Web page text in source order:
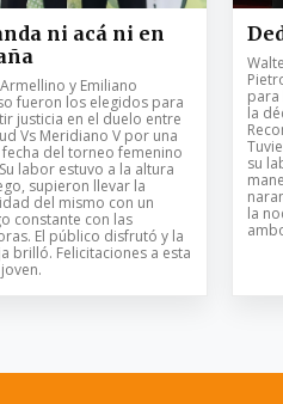
ni acá ni en
y Emiliano
fueron los elegidos para
justicia en el duelo entre
Vs Meridiano V por una
fecha del torneo femenino
labor estuvo a la altura
supieron llevar la
del mismo con un
constante con las
El público disfrutó y la
brilló. Felicitaciones a esta
para
la
su
la